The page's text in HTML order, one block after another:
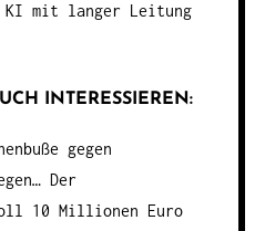
KI mit langer Leitung
INTERESSIEREN:
gegen
Der
10 Millionen Euro